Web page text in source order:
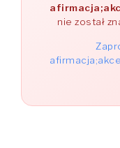
nie został